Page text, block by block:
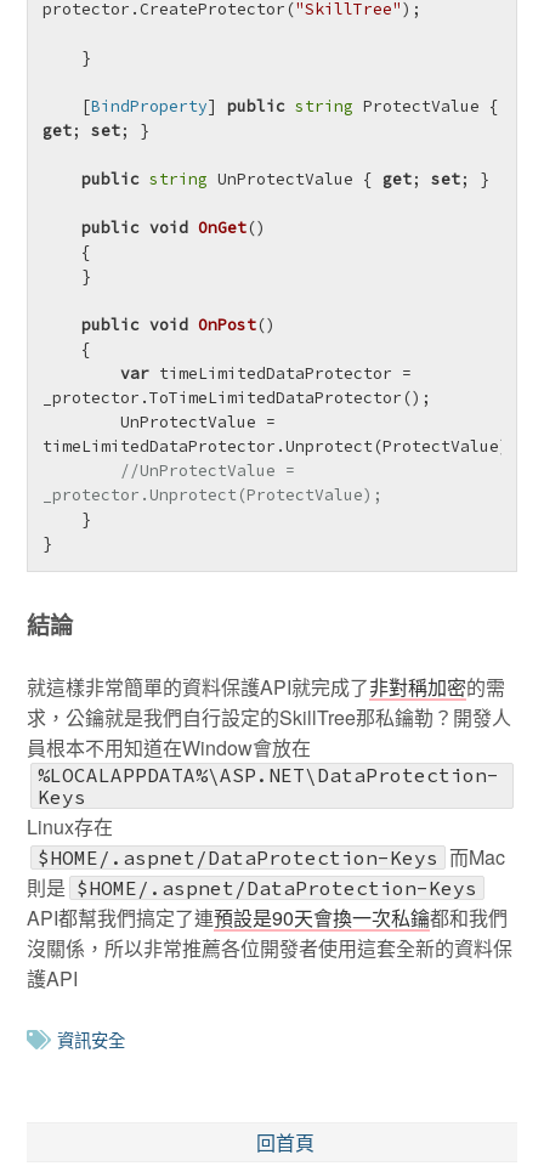
protector.CreateProtector("SkillTree");
    [
BindProperty] public string
get; set; }
public string UnProtectValue { get; set; }
public void OnGet()
public void OnPost()
var timeLimitedDataProtector =
_protector.ToTimeLimitedDataProtector();
        UnProtectValue =
timeLimitedDataProtector.Unprotect(ProtectValue);
//UnProtectValue =
_protector.Unprotect(ProtectValue);
}
結論
就這樣非常簡單的資料保護API就完成了非對稱加密的需
求，公鑰就是我們自行設定的SkillTree那私鑰勒？開發人
員根本不用知道在Window會放在
%LOCALAPPDATA%\ASP.NET\DataProtection-
Keys
Linux存在
$HOME/.aspnet/DataProtection-Keys 而Mac
則是 $HOME/.aspnet/DataProtection-Keys
API都幫我們搞定了連預設是90天會換一次私鑰都和我們
沒關係，所以非常推薦各位開發者使用這套全新的資料保
護API
資訊安全
回首頁